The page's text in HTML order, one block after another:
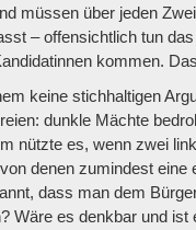
müssen über jeden
– offensichtlich tun
kommen.
keine stichhaltigen
dunkle Mächte
nützte es, wenn zwei
denen zumindest
dass man dem
Wäre es denkbar und